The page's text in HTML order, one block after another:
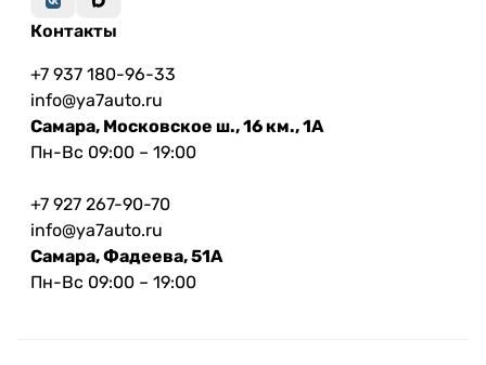
Контакты
+7 937 180-96-33
info@ya7auto.ru
Самара, Московское ш., 16 км., 1А
Пн-Вс 09:00 – 19:00
+7 927 267-90-70
info@ya7auto.ru
Самара, Фадеева, 51А
Пн-Вс 09:00 – 19:00